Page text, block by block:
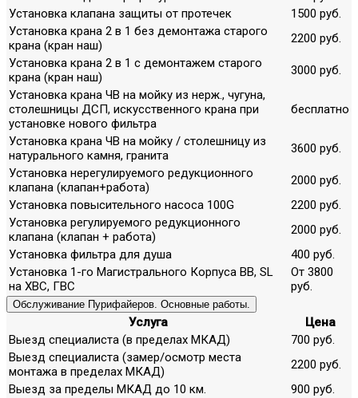
Установка клапана защиты от протечек
1500 руб.
Установка крана 2 в 1 без демонтажа старого
крана (кран наш)
2200 руб.
Установка крана 2 в 1 с демонтажем старого
крана (кран наш)
3000 руб.
Установка крана ЧВ на мойку из нерж., чугуна,
столешницы ДСП, искусственного крана при
установке нового фильтра
бесплатно
Установка крана ЧВ на мойку / столешницу из
натурального камня, гранита
3600 руб.
Установка нерегулируемого редукционного
клапана (клапан+работа)
2000 руб.
Установка повысительного насоса 100G
2200 руб.
Установка регулируемого редукционного
клапана (клапан + работа)
2000 руб.
Установка фильтра для душа
400 руб.
Установка 1-го Магистрального Корпуса ВВ, SL
на ХВС, ГВС
От 3800
руб.
Обслуживание Пурифайеров. Основные работы.
Услуга
Цена
Выезд специалиста (в пределах МКАД)
700 руб.
Выезд специалиста (замер/осмотр места
монтажа в пределах МКАД)
2200 руб.
Выезд за пределы МКАД до 10 км.
900 руб.